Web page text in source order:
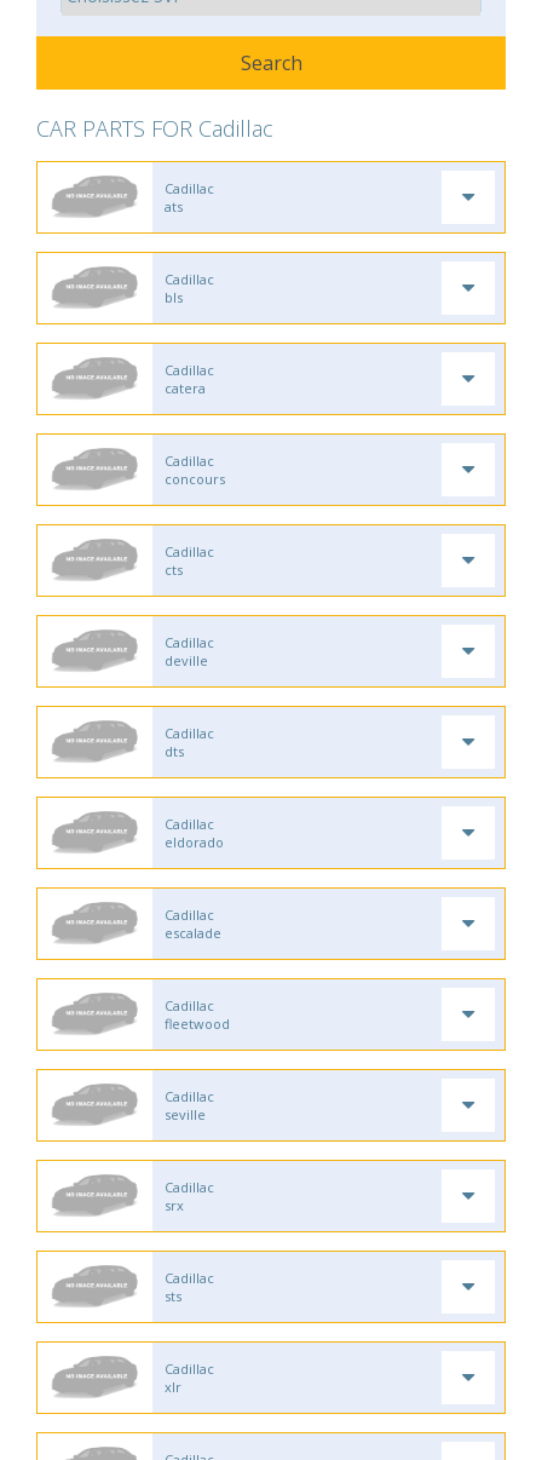
CAR PARTS FOR Cadillac
Cadillac
ats
Cadillac
bls
Cadillac
catera
Cadillac
concours
Cadillac
cts
Cadillac
deville
Cadillac
dts
Cadillac
eldorado
Cadillac
escalade
Cadillac
fleetwood
Cadillac
seville
Cadillac
srx
Cadillac
sts
Cadillac
xlr